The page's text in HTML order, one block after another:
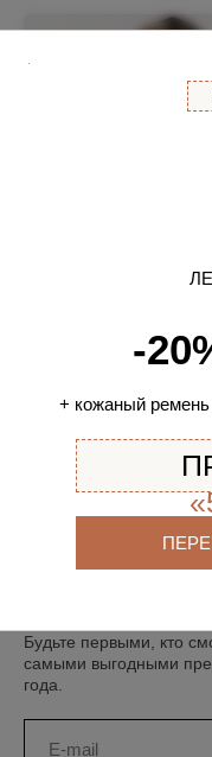
-
+ кожаный ремень
КАПОР ИЗ
ШЕРСТИ
₽
Будьте первыми, кто
самыми выгодными
года.